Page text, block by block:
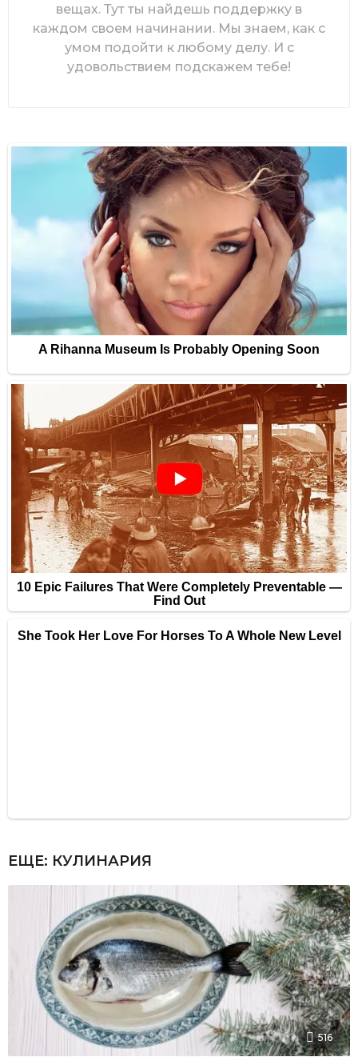
вещах. Тут ты найдешь поддержку в
каждом своем начинании. Мы знаем, как с
умом подойти к любому делу. И с
удовольствием подскажем тебе!
ЕЩЕ: КУЛИНАРИЯ
516